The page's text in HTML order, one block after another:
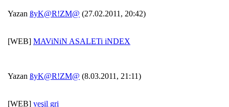
Yazan ßyK@R!ZM@ (27.02.2011, 20:42)
[WEB] MAViNiN ASALETi iNDEX
Yazan ßyK@R!ZM@ (8.03.2011, 21:11)
[WEB] yeşil gri